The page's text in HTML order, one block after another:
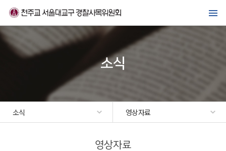
메뉴바로가기
본문바로가기
경찰복지사업
선교·교육센터
소식
소식
소식 영상자료
영상자료